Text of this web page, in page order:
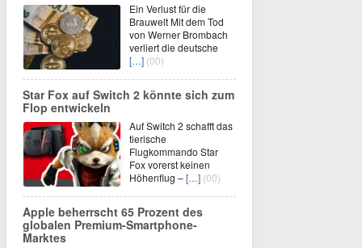
Ein Verlust für die
Brauwelt Mit dem Tod
von Werner Brombach
verliert die deutsche
[…] (00)
Star Fox auf Switch 2 könnte sich zum
Flop entwickeln
Auf Switch 2 schafft das
tierische
Flugkommando Star
Fox vorerst keinen
Höhenflug –[…] (00)
Apple beherrscht 65 Prozent des
globalen Premium-Smartphone-
Marktes